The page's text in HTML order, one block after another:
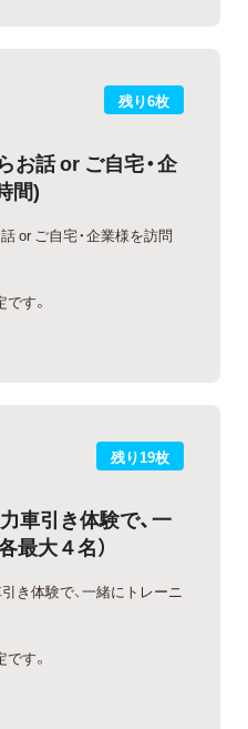
残り6枚
お話 or ご自宅・企
間)
or ご自宅・企業様を訪問
す。
残り19枚
車引き体験で、一
最大４名）
き体験で、一緒にトレーニ
す。